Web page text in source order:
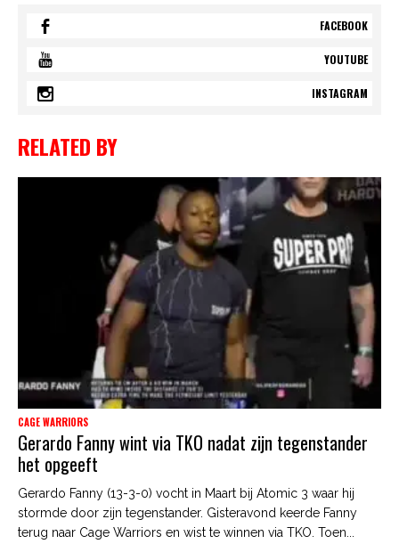
FACEBOOK
YOUTUBE
INSTAGRAM
RELATED BY
CAGE WARRIORS
Gerardo Fanny wint via TKO nadat zijn tegenstander
het opgeeft
Gerardo Fanny (13-3-0) vocht in Maart bij Atomic 3 waar hij
stormde door zijn tegenstander. Gisteravond keerde Fanny
terug naar Cage Warriors en wist te winnen via TKO. Toen...